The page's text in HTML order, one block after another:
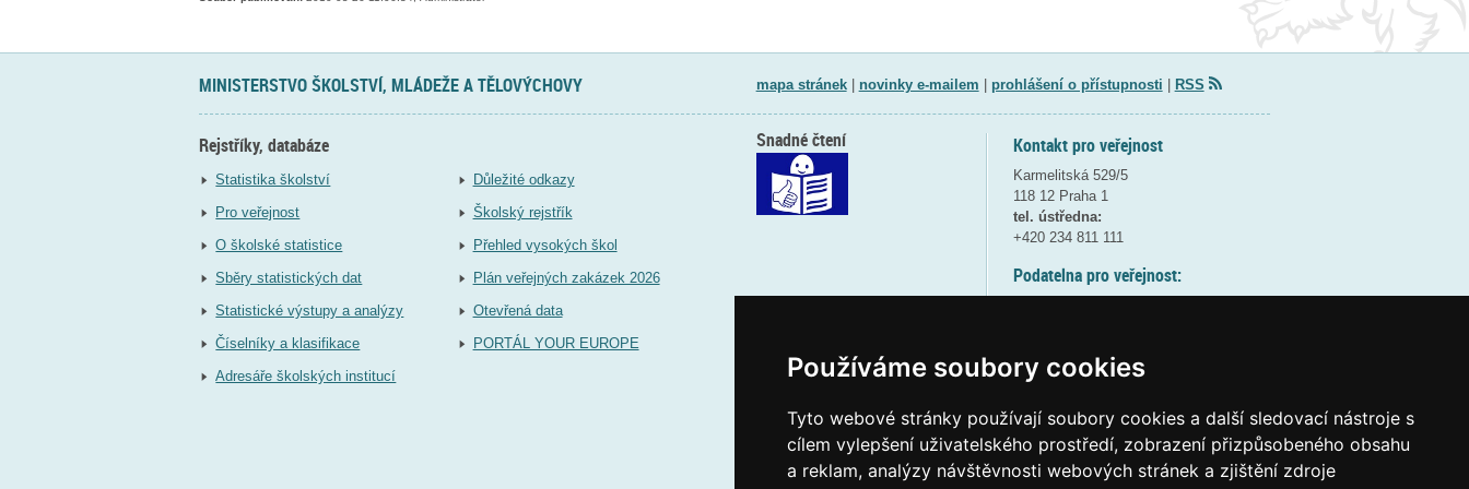
Používáme soubory cookies
Tyto webové stránky používají soubory cookies a další sledovací nástroje s
cílem vylepšení uživatelského prostředí, zobrazení přizpůsobeného obsahu
a reklam, analýzy návštěvnosti webových stránek a zjištění zdroje
MINISTERSTVO ŠKOLSTVÍ, MLÁDEŽE A TĚLOVÝCHOVY mapa stránek| novinky e-mailem prohlášení o přístupnosti RSS
Rejstříky, databáze
Statistika školství
Pro veřejnost
O školské statistice
Sběry statistických dat
Statistické výstupy a analýzy
Číselníky a klasifikace
Adresáře školských institucí
Důležité odkazy
Školský rejstřík
Přehled vysokých škol
Plán veřejných zakázek 2026
Otevřená data
PORTÁL YOUR EUROPE
Kontakt pro veřejnost
Karmelitská 529/5
118 12 Praha 1
tel. ústředna:
+420 234 811 111
Podatelna pro veřejnost:
(více informací
Elektronická podatelna:
posta@msmtgov cz
Snadné čtení